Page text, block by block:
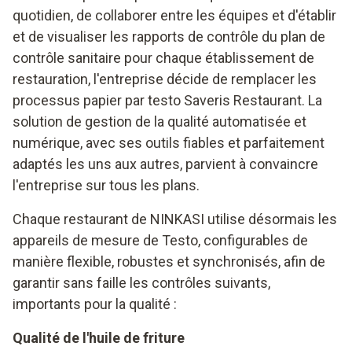
quotidien, de collaborer entre les équipes et d'établir
et de visualiser les rapports de contrôle du plan de
contrôle sanitaire pour chaque établissement de
restauration, l'entreprise décide de remplacer les
processus papier par testo Saveris Restaurant. La
solution de gestion de la qualité automatisée et
numérique, avec ses outils fiables et parfaitement
adaptés les uns aux autres, parvient à convaincre
l'entreprise sur tous les plans.
Chaque restaurant de NINKASI utilise désormais les
appareils de mesure de Testo, configurables de
manière flexible, robustes et synchronisés, afin de
garantir sans faille les contrôles suivants,
importants pour la qualité :
Qualité de l'huile de friture